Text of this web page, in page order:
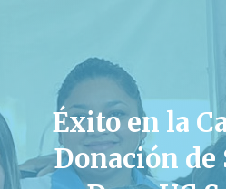
Éxito en la
Donación de